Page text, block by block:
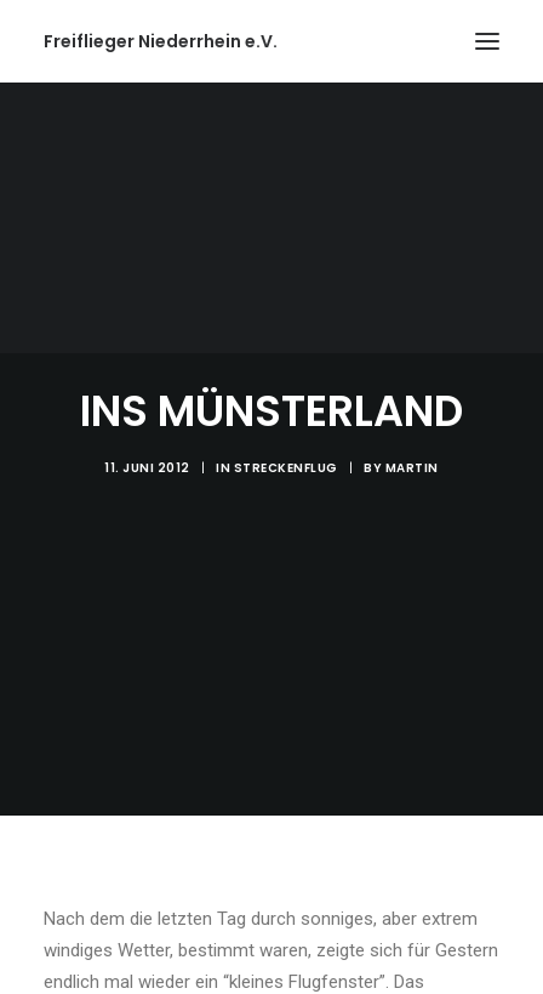
Freiflieger Niederrhein e.V.
INS MÜNSTERLAND
11. JUNI 2012 | IN STRECKENFLUG | BY MARTIN
Nach dem die letzten Tag durch sonniges, aber extrem
windiges Wetter, bestimmt waren, zeigte sich für Gestern
endlich mal wieder ein “kleines Flugfenster”. Das